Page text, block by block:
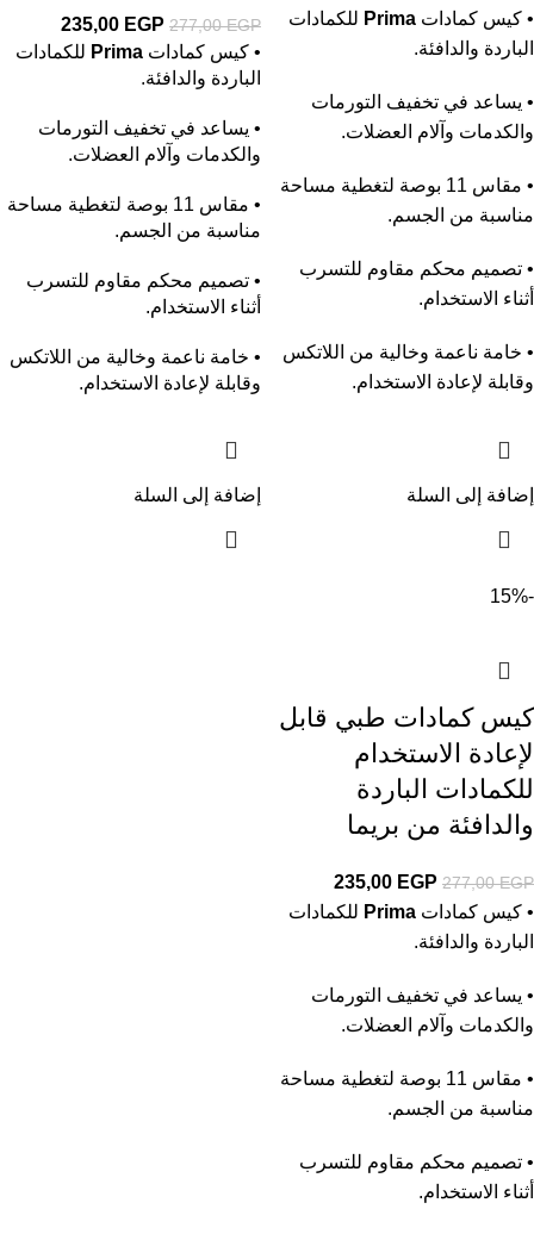
• كيس كمادات Prima للكمادات
الباردة والدافئة.
• يساعد في تخفيف التورمات
والكدمات وآلام العضلات.
• مقاس 11 بوصة لتغطية مساحة
مناسبة من الجسم.
• تصميم محكم مقاوم للتسرب
أثناء الاستخدام.
• خامة ناعمة وخالية من اللاتكس
وقابلة لإعادة الاستخدام.
إضافة إلى السلة
277,00EGP
235,00 EGP
• كيس كمادات Prima للكمادات
الباردة والدافئة.
• يساعد في تخفيف التورمات
والكدمات وآلام العضلات.
• مقاس 11 بوصة لتغطية مساحة
مناسبة من الجسم.
• تصميم محكم مقاوم للتسرب
أثناء الاستخدام.
• خامة ناعمة وخالية من اللاتكس
وقابلة لإعادة الاستخدام.
إضافة إلى السلة
-15%
كيس كمادات طبي قابل
لإعادة الاستخدام
للكمادات الباردة
والدافئة من بريما
277,00EGP
235,00 EGP
• كيس كمادات Prima للكمادات
الباردة والدافئة.
• يساعد في تخفيف التورمات
والكدمات وآلام العضلات.
• مقاس 11 بوصة لتغطية مساحة
مناسبة من الجسم.
• تصميم محكم مقاوم للتسرب
أثناء الاستخدام.